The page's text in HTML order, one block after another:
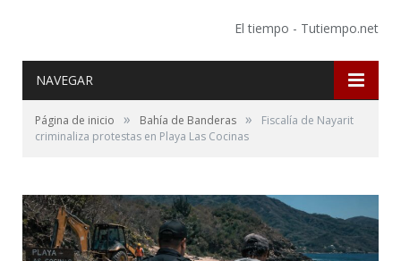
El tiempo - Tutiempo.net
NAVEGAR
Página de inicio » Bahía de Banderas »
Fiscalía de Nayarit
criminaliza protestas en Playa Las Cocinas